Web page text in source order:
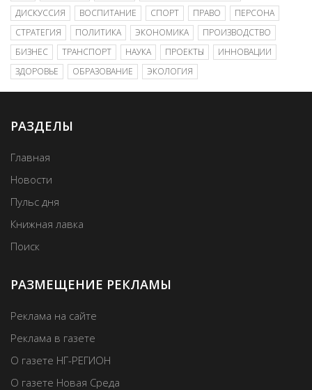
ДИСКУССИЯ
ВОСПИТАНИЕ СПОРТ ПРАВО
ПЕРСОНА
СТРАТЕГИЯ
ПОЛИТИКА ЭКОНОМИКА
ПРОИЗВОДСТВО
БИЗНЕС
ТРАНСПОРТ НАУКА ПРОЕКТЫ
ИННОВАЦИИ
ЗДОРОВЬЕ
ОБРАЗОВАНИЕ ЭКОЛОГИЯ
РАЗДЕЛЫ
Главная
Новости
Пульс дня
Книжная лавка
Поиск
РАЗМЕЩЕНИЕ РЕКЛАМЫ
Реклама на сайте
Реклама в газете
О газете НГ-РЕГИОН
О газете Новая Среда